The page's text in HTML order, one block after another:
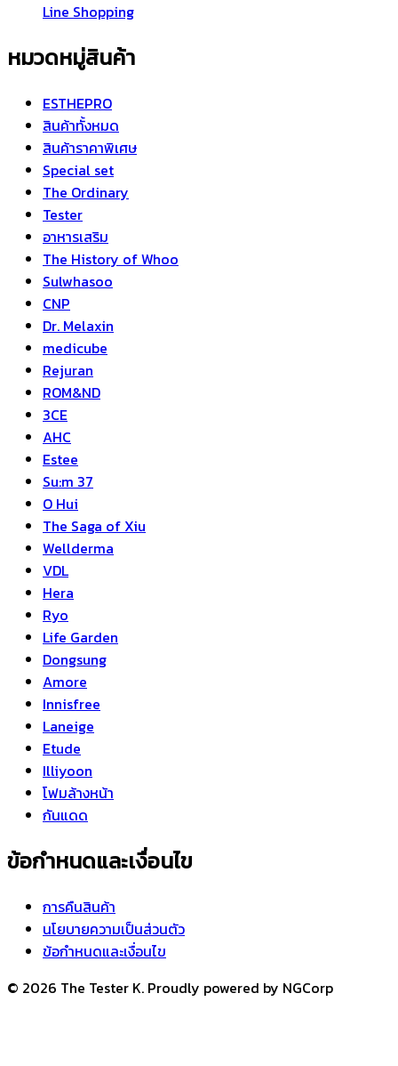
Line Shopping
หมวดหมู่สินค้า
ESTHEPRO
สินค้าทั้งหมด
สินค้าราคาพิเศษ
Special set
The Ordinary
Tester
อาหารเสริม
The History of Whoo
Sulwhasoo
CNP
Dr. Melaxin
medicube
Rejuran
ROM&ND
3CE
AHC
Estee
Su:m 37
O Hui
The Saga of Xiu
Wellderma
VDL
Hera
Ryo
Life Garden
Dongsung
Amore
Innisfree
Laneige
Etude
Illiyoon
โฟมล้างหน้า
กันแดด
ข้อกำหนดและเงื่อนไข
การคืนสินค้า
นโยบายความเป็นส่วนตัว
ข้อกำหนดและเงื่อนไข
© 2026 The Tester K. Proudly powered by NGCorp